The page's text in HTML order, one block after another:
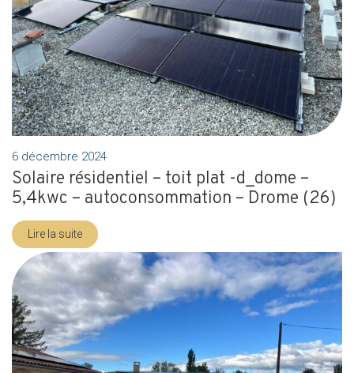
6 décembre 2024
Solaire résidentiel – toit plat -d_dome –
5,4kwc – autoconsommation – Drome (26)
Lire la suite